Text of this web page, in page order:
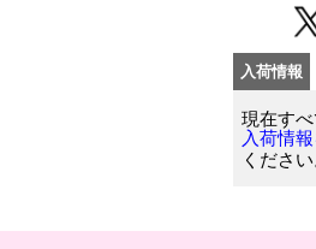
入荷情報
現在すべ
入荷情
ください